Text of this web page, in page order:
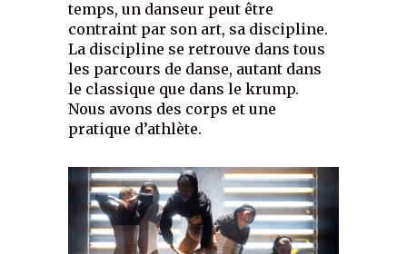
temps, un danseur peut être
contraint par son art, sa discipline.
La discipline se retrouve dans tous
les parcours de danse, autant dans
le classique que dans le krump.
Nous avons des corps et une
pratique d’athlète.